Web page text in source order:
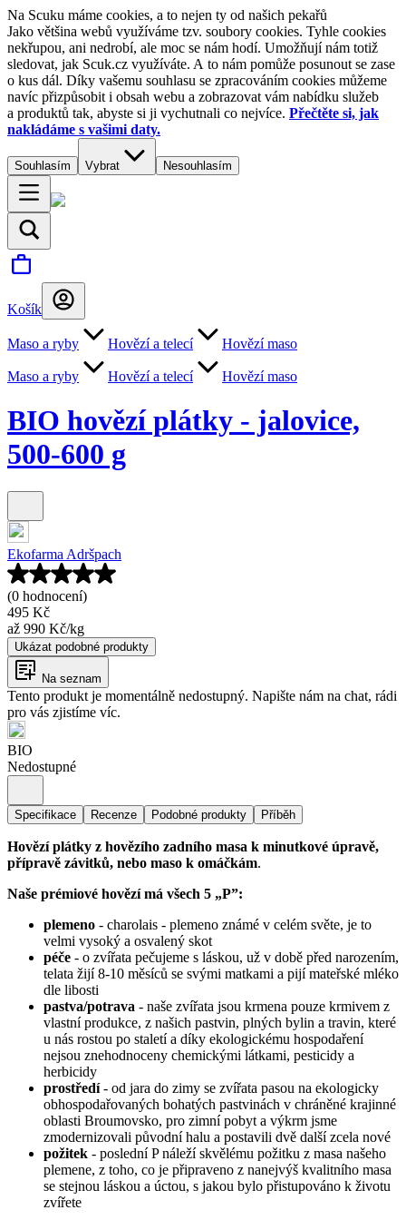
Na Scuku máme cookies, a to nejen ty od našich pekařů
Jako většina webů využíváme tzv. soubory cookies. Tyhle cookies
nekřupou, ani nedrobí, ale moc se nám hodí. Umožňují nám totiž
sledovat, jak Scuk.cz využíváte. A to nám pomůže posunout se zase
o kus dál. Díky vašemu souhlasu se zpracováním cookies můžeme
navíc přizpůsobit i obsah webu a zobrazovat vám nabídku služeb
a produktů tak, abyste si ji vychutnali co nejvíce. Přečtěte si, jak
nakládáme s vašimi daty.
Souhlasím Vybrat Nesouhlasím
Košík
Maso a ryby Hovězí a telecí Hovězí maso
Maso a ryby Hovězí a telecí Hovězí maso
BIO hovězí plátky - jalovice,
500-600 g
Ekofarma Adršpach
(0 hodnocení)
495 Kč
až 990 Kč/kg
Ukázat podobné produkty
Na seznam
Tento produkt je momentálně nedostupný. Napište nám na chat, rádi
pro vás zjistíme víc.
BIO
Nedostupné
Specifikace Recenze Podobné produkty Příběh
Hovězí plátky z hovězího zadního masa k minutkové úpravě,
přípravě závitků, nebo maso k omáčkám.
Naše prémiové hovězí má všech 5 „P”:
plemeno - charolais - plemeno známé v celém světe, je to
velmi vysoký a osvalený skot
péče - o zvířata pečujeme s láskou, už v době před narozením,
telata žijí 8-10 měsíců se svými matkami a pijí mateřské mléko
dle libosti
pastva/potrava - naše zvířata jsou krmena pouze krmivem z
vlastní produkce, z našich pastvin, plných bylin a travin, které
u nás rostou po staletí a díky ekologickému hospodaření
nejsou znehodnoceny chemickými látkami, pesticidy a
herbicidy
prostředí- od jara do zimy se zvířata pasou na ekologicky
obhospodařovaných bohatých pastvinách v chráněné krajinné
oblasti Broumovsko, pro zimní pobyt a výkrm jsme
zmodernizovali původní halu a postavili dvě další zcela nové
požitek - poslední P náleží skvělému požitku z masa našeho
plemene, z toho, co je připraveno z nanejvýš kvalitního masa
se stejnou láskou a úctou, s jakou bylo přistupováno k životu
zvířete